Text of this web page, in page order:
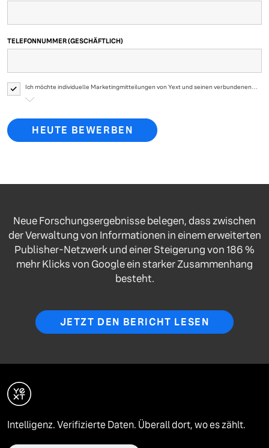
TELEFONNUMMER (GESCHÄFTLICH)
Ich möchte individuelle Marketingmitteilungen von Yext und seinen verbundenen
Unternehmen über Produkte, Veranstaltungen, Angebote, Umfragen und Updates
von Yext erhalten. Ihre persönlichen Daten werden von Yext gemäß der
HEUTE BEWERBEN
Neue Forschungsergebnisse belegen, dass zwischen
der Verwaltung von Informationen in einem erweiterten
Publisher-Netzwerk und einer Steigerung von 186 %
mehr Klicks von Google ein starker Zusammenhang
besteht.
JETZT DEN BERICHT LESEN
Intelligenz. Verifizierte Daten. Überall dort, wo es zählt.